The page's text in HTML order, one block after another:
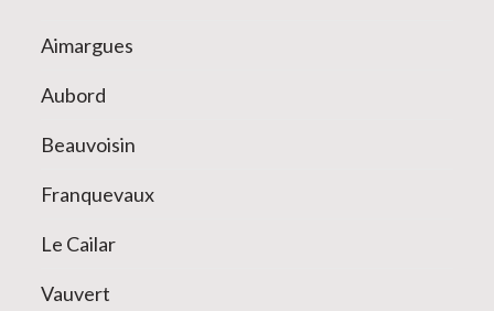
Aimargues
Aubord
Beauvoisin
Franquevaux
Le Cailar
Vauvert